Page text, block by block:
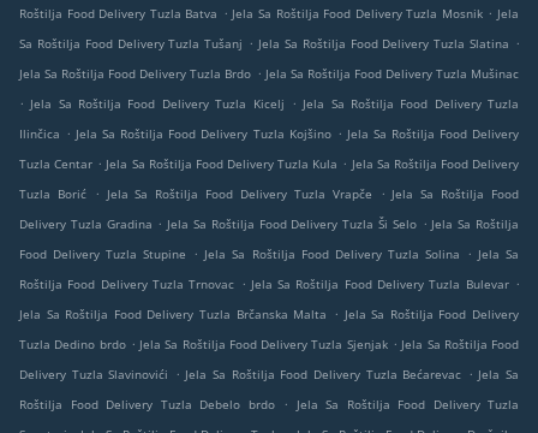
Roštilja Food Delivery Tuzla Batva . Jela Sa Roštilja Food Delivery Tuzla Mosnik . Jela
Sa Roštilja Food Delivery Tuzla Tušanj . Jela Sa Roštilja Food Delivery Tuzla Slatina .
Jela Sa Roštilja Food Delivery Tuzla Brdo . Jela Sa Roštilja Food Delivery Tuzla Mušinac
. Jela Sa Roštilja Food Delivery Tuzla Kicelj . Jela Sa Roštilja Food Delivery Tuzla
Ilinčica . Jela Sa Roštilja Food Delivery Tuzla Kojšino . Jela Sa Roštilja Food Delivery
Tuzla Centar . Jela Sa Roštilja Food Delivery Tuzla Kula . Jela Sa Roštilja Food Delivery
Tuzla Borić
. Jela Sa Roštilja Food Delivery Tuzla Vrapče . Jela Sa Roštilja Food
Delivery Tuzla Gradina . Jela Sa Roštilja Food Delivery Tuzla Ši Selo . Jela Sa Roštilja
Food Delivery Tuzla Stupine
. Jela Sa Roštilja Food Delivery Tuzla Solina . Jela Sa
Roštilja Food Delivery Tuzla Trnovac . Jela Sa Roštilja Food Delivery Tuzla Bulevar .
Jela Sa Roštilja Food Delivery Tuzla Brčanska Malta
. Jela Sa Roštilja Food Delivery
Tuzla Dedino brdo . Jela Sa Roštilja Food Delivery Tuzla Sjenjak . Jela Sa Roštilja Food
Delivery Tuzla Slavinovići
. Jela Sa Roštilja Food Delivery Tuzla Bećarevac . Jela Sa
Roštilja Food Delivery Tuzla Debelo brdo
.
Jela Sa Roštilja Food Delivery Tuzla